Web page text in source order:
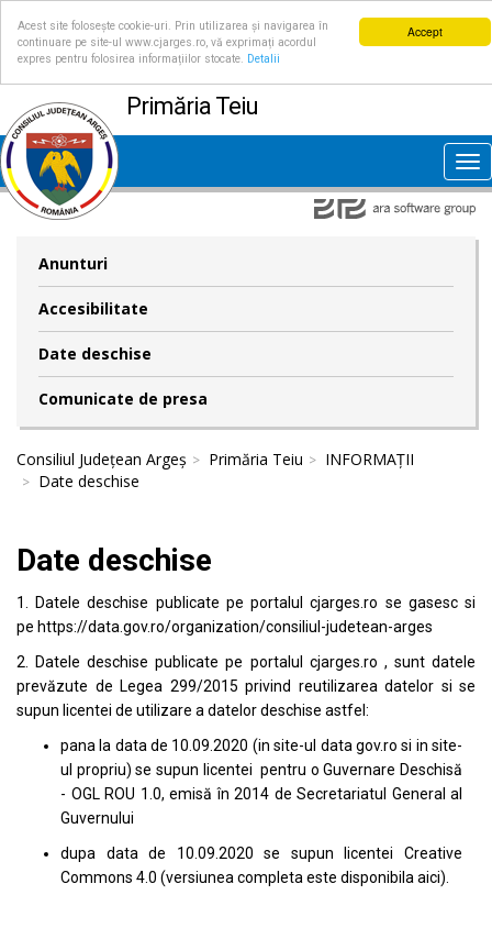
Accept
Acest site folosește cookie-uri. Prin utilizarea și navigarea în
continuare pe site-ul www.cjarges.ro, vă exprimați acordul
expres pentru folosirea informațiilor stocate.
Detalii
Primăria Teiu
Anunturi
Accesibilitate
Date deschise
Comunicate de presa
Consiliul Județean Argeș Primăria Teiu
INFORMAȚII
Date deschise
Date deschise
1. Datele deschise publicate pe portalulcjarges.ro se gasesc si
pe https://data.gov.ro/organization/consiliul-judetean-arges
2. Datele deschise publicate pe portalul cjarges.ro , sunt datele
prevăzute de Legea 299/2015 privind reutilizarea datelor si se
supun licentei de utilizare a datelor deschise astfel:
pana la data de 10.09.2020 (in site-ul data gov.ro si in site-
ul propriu) se supun licentei pentru o Guvernare Deschisă
- OGL ROU 1.0, emisă în 2014 de Secretariatul General al
Guvernului
dupa data de 10.09.2020 se supun licentei Creative
Commons 4.0 (versiunea completa este disponibila aici).